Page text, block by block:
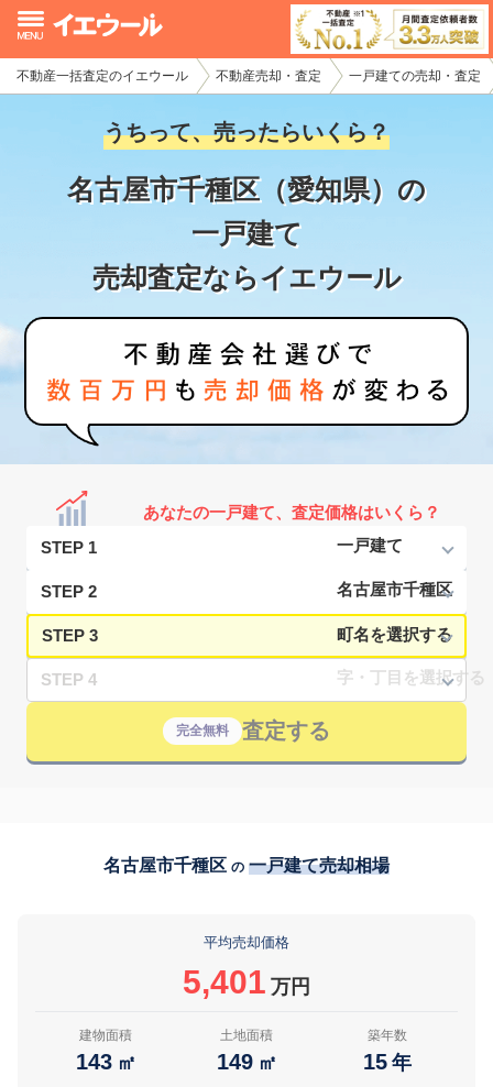
不動産一括査定のイエウール 不動産売却・査定 一戸建ての売却・査定
うちって、売ったらいくら？
名古屋市千種区（愛知県）の
一戸建て
売却査定ならイエウール
あなたの一戸建て、査定価格はいくら？
STEP 1
STEP 2
STEP 3
STEP 4
完全無料 査定する
名古屋市千種区 の 一戸建て売却相場
平均売却価格
5,401 万円
建物面積
143 ㎡
土地面積
149 ㎡
築年数
15 年
イエウール加盟希望の不動産会社様
初めての方へ
不動産売却の流れ